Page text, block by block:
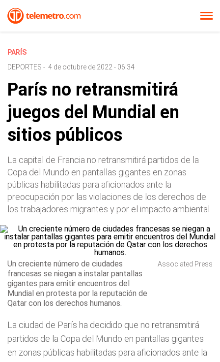
PARÍS
DEPORTES - 4 de octubre de 2022 - 06:34
París no retransmitirá
juegos del Mundial en
sitios públicos
La capital de Francia no retransmitirá partidos de la
Copa del Mundo en pantallas gigantes en zonas
públicas habilitadas para aficionados ante la
preocupación por las violaciones de los derechos de
los trabajadores migrantes y por el impacto ambiental
Un creciente número de ciudades
francesas se niegan a instalar pantallas
gigantes para emitir encuentros del
Mundial en protesta por la reputación de
Qatar con los derechos humanos.
Associated Press
La ciudad de París ha decidido que no retransmitirá
partidos de la Copa del Mundo en pantallas gigantes
en zonas públicas habilitadas para aficionados ante la